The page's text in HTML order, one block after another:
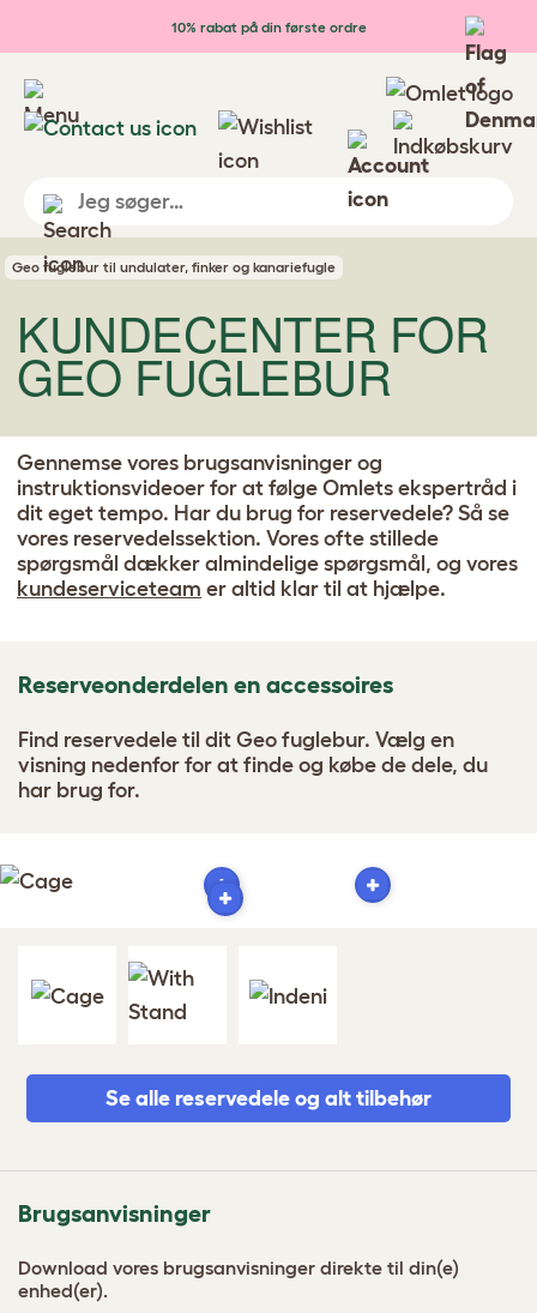
Gå til hovedindhold10% rabat på din første ordre
Geo fuglebur til undulater, finker og kanariefugle
KUNDECENTER FOR
GEO FUGLEBUR
Gennemse vores brugsanvisninger og
instruktionsvideoer for at følge Omlets ekspertråd i
dit eget tempo. Har du brug for reservedele? Så se
vores reservedelssektion. Vores ofte stillede
spørgsmål dækker almindelige spørgsmål, og vores
kundeserviceteam er altid klar til at hjælpe.
Reserveonderdelen en accessoires
Find reservedele til dit Geo fuglebur. Vælg en
visning nedenfor for at finde og købe de dele, du
har brug for.
Se alle reservedele og alt tilbehør
Brugsanvisninger
Download vores brugsanvisninger direkte til din(e)
enhed(er).